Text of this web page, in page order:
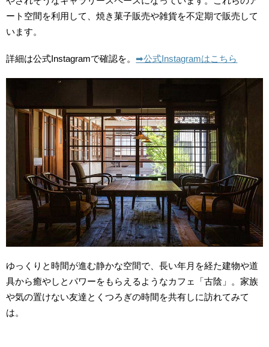
ート空間を利用して、焼き菓子販売や雑貨を不定期で販売して
います。
詳細は公式Instagramで確認を。➡︎公式Instagramはこちら
ゆっくりと時間が進む静かな空間で、長い年月を経た建物や道
具から癒やしとパワーをもらえるようなカフェ「古陰」。家族
や気の置けない友達とくつろぎの時間を共有しに訪れてみて
は。